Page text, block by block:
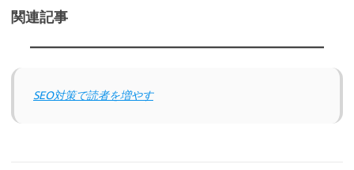
関連記事
SEO対策で読者を増やす